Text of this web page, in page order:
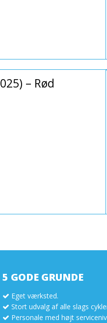
– Rød
5 GODE GRUNDE
Eget værksted.
Stort udvalg af alle slags
Personale med højt